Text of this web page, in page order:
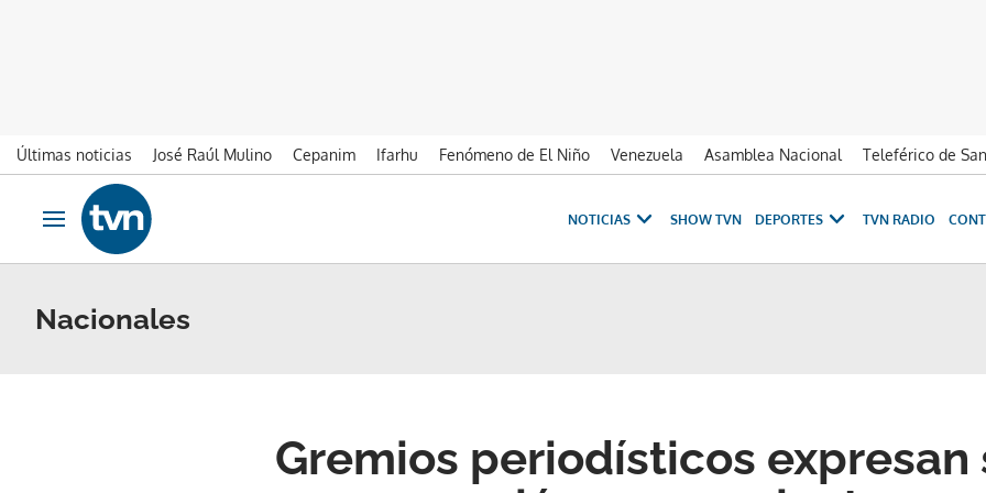
Últimas noticias José Raúl Mulino Cepanim Ifarhu Fenómeno de El Niño Venezuela Asamblea Nacional Teleférico de
Ir al contenido
Obrir navegació
NOTICIAS SHOW TVN DEPORTES TVN RADIO
Nacionales
Gremios periodísticos expresan